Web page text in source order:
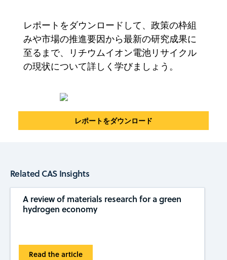
レポートをダウンロードして、政策の枠組
みや市場の推進要因から最新の研究成果に
至るまで、リチウムイオン電池リサイクル
の現状について詳しく学びましょう。
レポートをダウンロード
Related CAS Insights
A review of materials research for a green
hydrogen economy
Read the article